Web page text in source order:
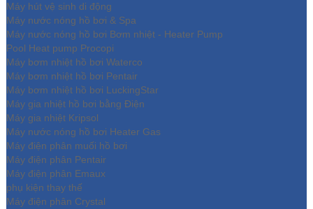
Máy hút vệ sinh di động
Máy nước nóng hồ bơi & Spa
Máy nước nóng hồ bơi Bơm nhiệt - Heater Pump
Pool Heat pump Procopi
Máy bơm nhiệt hồ bơi Waterco
Máy bơm nhiệt hồ bơi Pentair
Máy bơm nhiệt hồ bơi LuckingStar
Máy gia nhiệt hồ bơi bằng Điện
Máy gia nhiệt Kripsol
Máy nước nóng hồ bơi Heater Gas
Máy điện phân muối hồ bơi
Máy điện phân Pentair
Máy điện phân Emaux
phụ kiện thay thế
Máy điện phân Crystal